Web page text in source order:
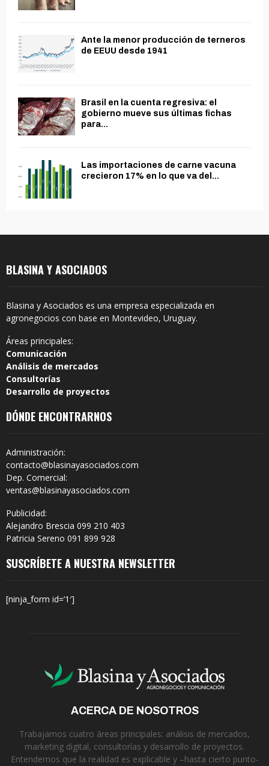
Ante la menor producción de terneros
de EEUU desde 1941
Brasil en la cuenta regresiva: el
gobierno mueve sus últimas fichas
para...
Las importaciones de carne vacuna
crecieron 17% en lo que va del...
BLASINA Y ASOCIADOS
Blasina y Asociados es una empresa especializada en
agronegocios con base en Montevideo, Uruguay.
Áreas principales:
Comunicación
Análisis de mercados
Consultorías
Desarrollo de proyectos
DÓNDE ENCONTRARNOS
Administración:
contacto@blasinayasociados.com
Dep. Comercial:
ventas@blasinayasociados.com
Publicidad:
Alejandro Brescia 099 210 403
Patricia Sereno 091 899 928
SUSCRÍBETE A NUESTRA NEWSLETTER
[ninja_form id=’1′]
ACERCA DE NOSOTROS
Trabajamos cuatro áreas principales: análisis de mercados,
marketing digital, consultorías y desarrollo de proyectos.
Entendemos que la realidad es explicable y –hasta cierto punto-